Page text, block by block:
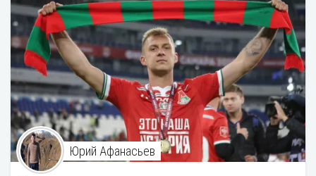
Юрий Афанасьев